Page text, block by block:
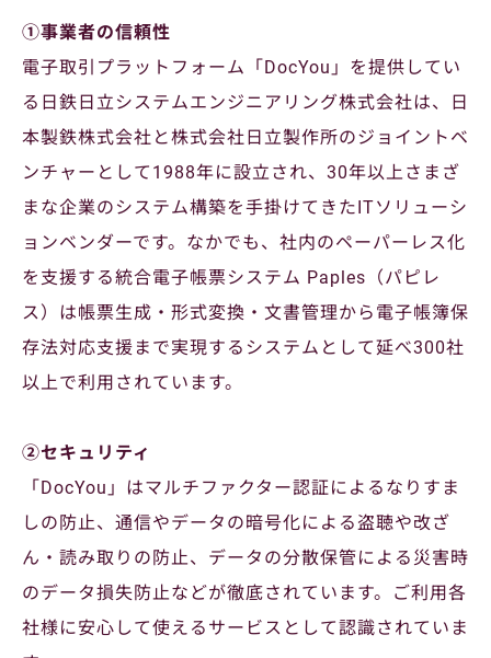
①事業者の信頼性
電子取引プラットフォーム「DocYou」を提供してい
る日鉄日立システムエンジニアリング株式会社は、日
本製鉄株式会社と株式会社日立製作所のジョイントベ
ンチャーとして1988年に設立され、30年以上さまざ
まな企業のシステム構築を手掛けてきたITソリューシ
ョンベンダーです。なかでも、社内のペーパーレス化
を支援する統合電子帳票システム Paples（パピレ
ス）は帳票生成・形式変換・文書管理から電子帳簿保
存法対応支援まで実現するシステムとして延べ300社
以上で利用されています。
②セキュリティ
「DocYou」はマルチファクター認証によるなりすま
しの防止、通信やデータの暗号化による盗聴や改ざ
ん・読み取りの防止、データの分散保管による災害時
のデータ損失防止などが徹底されています。ご利用各
社様に安心して使えるサービスとして認識されていま